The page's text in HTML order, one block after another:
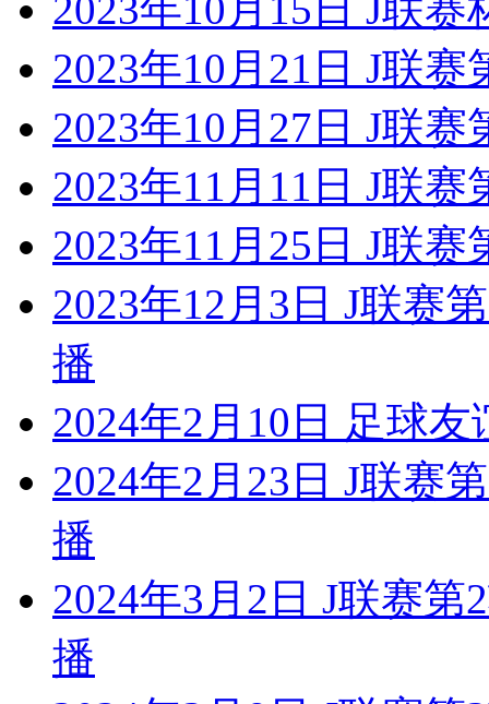
2023年10月21日 J联
2023年10月27日 J联
2023年11月11日 J联
2023年11月25日 J联
2023年12月3日 J联赛
播
2024年2月10日 足球
2024年2月23日 J联赛
播
2024年3月2日 J联赛
播